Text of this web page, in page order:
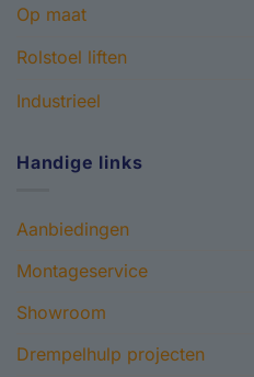
Op maat
Rolstoel liften
Industrieel
Handige links
Aanbiedingen
Montageservice
Showroom
Drempelhulp projecten